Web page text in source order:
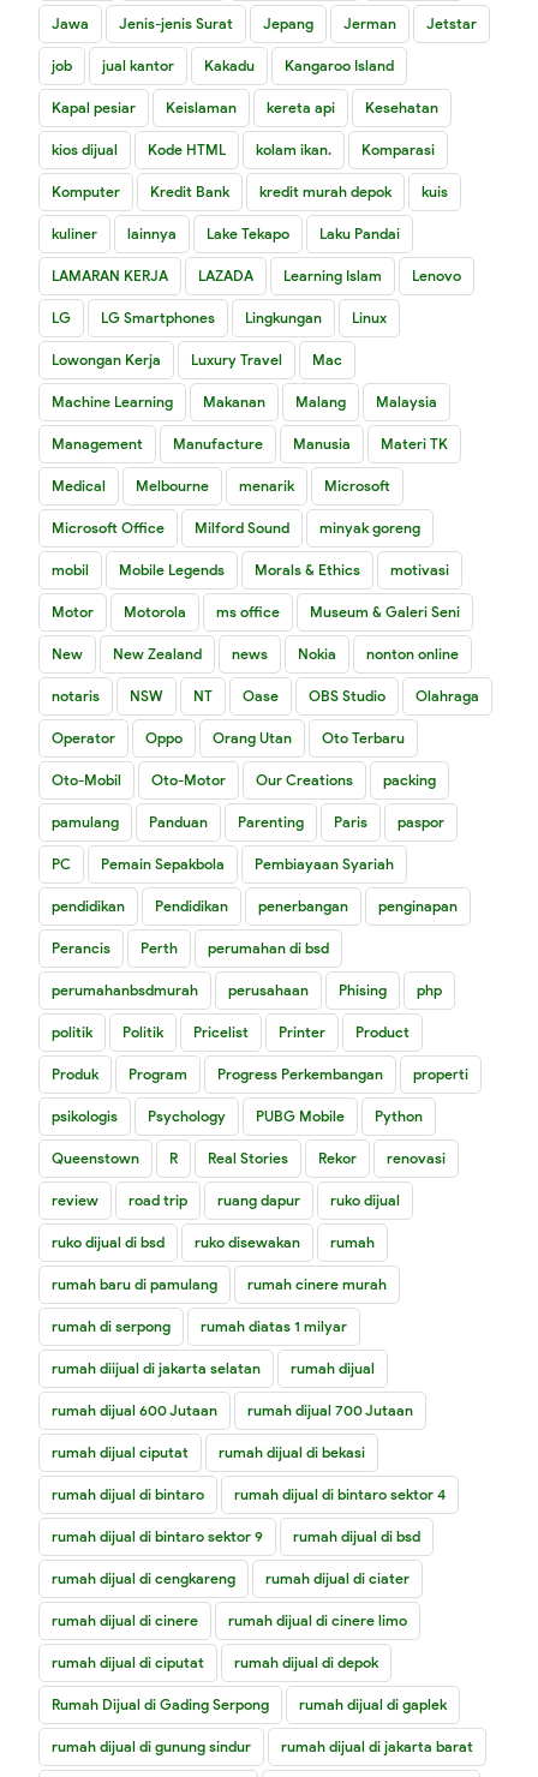
Jawa Jenis-jenis Surat Jepang Jerman Jetstar
job jual kantor Kakadu Kangaroo Island
Kapal pesiar Keislaman kereta api Kesehatan
kios dijual Kode HTML kolam ikan. Komparasi
Komputer Kredit Bank kredit murah depok kuis
kuliner lainnya Lake Tekapo Laku Pandai
LAMARAN KERJA LAZADA Learning Islam Lenovo
LG LG Smartphones Lingkungan Linux
Lowongan Kerja Luxury Travel Mac
Machine Learning Makanan Malang Malaysia
Management Manufacture Manusia Materi TK
Medical Melbourne menarik Microsoft
Microsoft Office Milford Sound minyak goreng
mobil Mobile Legends Morals & Ethics motivasi
Motor Motorola ms office Museum & Galeri Seni
New New Zealand news Nokia nonton online
notaris NSW NT Oase OBS Studio Olahraga
Operator Oppo Orang Utan Oto Terbaru
Oto-Mobil Oto-Motor Our Creations packing
pamulang Panduan Parenting Paris paspor
PC Pemain Sepakbola Pembiayaan Syariah
pendidikan Pendidikan penerbangan penginapan
Perancis Perth perumahan di bsd
perumahanbsdmurah perusahaan Phising php
politik Politik Pricelist Printer Product
Produk Program Progress Perkembangan properti
psikologis Psychology PUBG Mobile Python
Queenstown R Real Stories Rekor renovasi
review road trip ruang dapur ruko dijual
ruko dijual di bsd ruko disewakan rumah
rumah baru di pamulang rumah cinere murah
rumah di serpong rumah diatas 1 milyar
rumah diijual di jakarta selatan rumah dijual
rumah dijual 600 Jutaan rumah dijual 700 Jutaan
rumah dijual ciputat rumah dijual di bekasi
rumah dijual di bintaro rumah dijual di bintaro sektor 4
rumah dijual di bintaro sektor 9 rumah dijual di bsd
rumah dijual di cengkareng rumah dijual di ciater
rumah dijual di cinere rumah dijual di cinere limo
rumah dijual di ciputat rumah dijual di depok
Rumah Dijual di Gading Serpong rumah dijual di gaplek
rumah dijual di gunung sindur rumah dijual di jakarta barat